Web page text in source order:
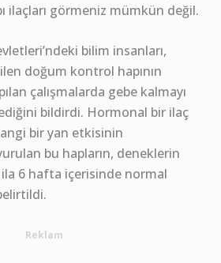
ilaçları görmeniz mümkün değil.
bilim insanları,
doğum kontrol hapının
çalışmalarda gebe kalmayı
bildirdi. Hormonal bir ilaç
bir yan etkisinin
bu hapların, deneklerin
6 hafta içerisinde normal
Reklam